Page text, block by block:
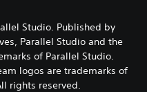
Studio. Published by
Parallel Studio and the
of Parallel Studio.
logos are trademarks of
rights reserved.